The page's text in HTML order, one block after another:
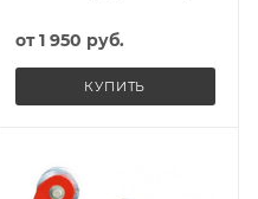
от1 950 руб.
КУПИТЬ